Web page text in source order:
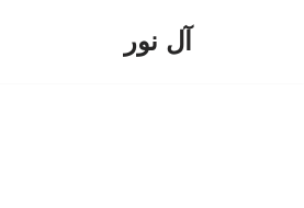
آل نور